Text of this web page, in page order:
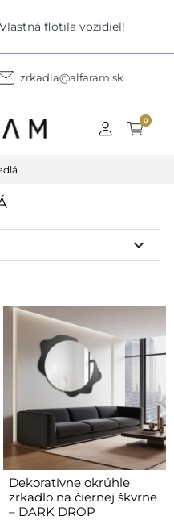
flotila vozidiel!
zrkadla@alfaram.sk
0
expand_more
Dekoratívne okrúhle
zrkadlo na čiernej škvrne
– DARK DROP